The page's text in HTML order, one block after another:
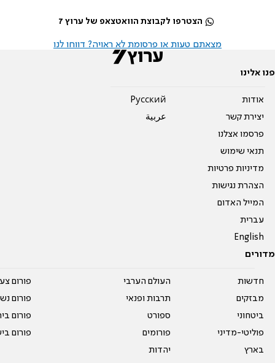
הצטרפו לקבוצת הוואטצאפ של ערוץ 7
מצאתם טעות או פרסומת לא ראויה? דווחו לנו
פנו אלינו
אודות
יצירת קשר
פרסמו אצלנו
תנאי שימוש
מדיניות פרטיות
הצהרת נגישות
המייל האדום
עברית
English
Pусский
عربية
מדורים
חדשות
מבזקים
ביטחוני
פוליטי-מדיני
בארץ
העולם הערבי
תרבות ופנאי
ספורט
פורומים
יהדות
פורום
פורום
פורום
פורום